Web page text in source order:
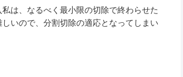
は、なるべく最小限の切除で終わらせた
いので、分割切除の適応となってしまい